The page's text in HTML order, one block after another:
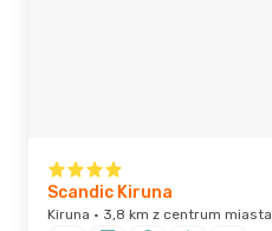
Scandic Kiruna
Kiruna · 3,8 km z centrum miasta